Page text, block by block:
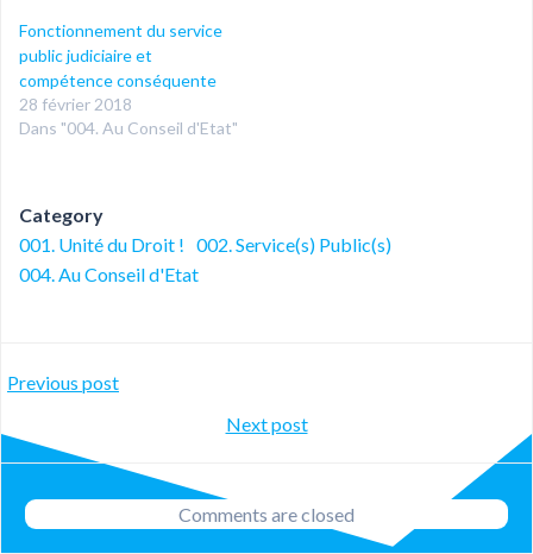
Fonctionnement du service
public judiciaire et
compétence conséquente
28 février 2018
Dans "004. Au Conseil d'Etat"
Category
001. Unité du Droit ! 002. Service(s) Public(s)
004. Au Conseil d'Etat
Post
navigation
Previous post
Post
navigation
Next post
Comments are closed